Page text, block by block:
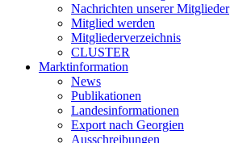
Nachrichten unserer Mitglieder
Mitglied werden
Mitgliederverzeichnis
CLUSTER
Marktinformation
News
Publikationen
Landesinformationen
Export nach Georgien
Ausschreibungen